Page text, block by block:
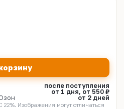
после поступления
от 1 дня, от 550 ₽
от 2 дней
Изображения могут отличаться